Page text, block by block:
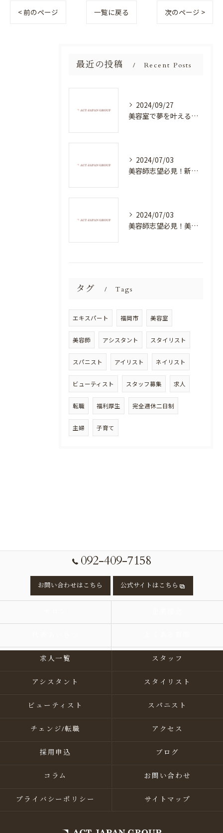
< 前のページ 一覧に戻る 次のページ >
最近の投稿 Recent Posts
2024/09/27
美容室で夢を叶える！自分を磨く新たなチャンス
2024/07/03
美容師志望必見！新たな価値を創造する美容室でハイレベルな技術を学べる環境
2024/07/03
美容師志望必見！美容室NEWSTANDARDで最高のスキルアップを目指そう！
タグ Tags
エキスパート 福岡市 美容室
美容師 アシスタント スタイリスト
スパニスト アイリスト ネイリスト
ビューティスト スタッフ募集 求人
転職 福利厚生 完全週休二日制
主婦 子育て
092-409-7158
お問い合わせはこちら 公式サイトはこちら
求人一覧 スタッフ
アシスタント スタイリスト
ビューティスト スパニスト
チェンジ/転職 アクセス
採用申込 ブログ
コラム お問い合わせ
プライバシーポリシー サイトマップ